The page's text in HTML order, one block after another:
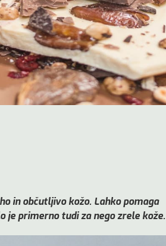
in občutljivo kožo. Lahko pomaga
je primerno tudi za nego zrele kože.